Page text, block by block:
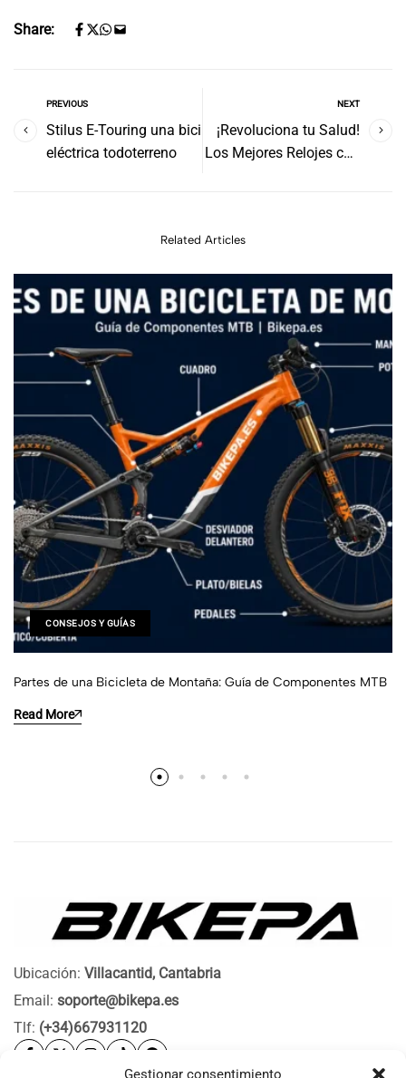
Gestionar consentimiento
Share:
PREVIOUS
Stilus E-Touring una bici
eléctrica todoterreno
NEXT
¡Revoluciona tu Salud!
Los Mejores Relojes con
Related Articles
CONSEJOS Y GUÍAS
Partes de una Bicicleta de Montaña: Guía de Componentes MTB
Read More
Ubicación: Villacantid, Cantabria
Email: soporte@bikepa.es
Tlf: (+34)667931120